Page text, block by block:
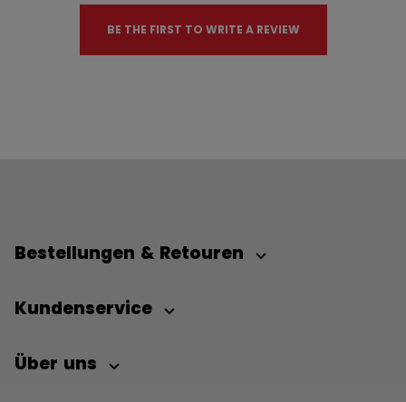
BE THE FIRST TO WRITE A REVIEW
Bestellungen & Retouren
Kundenservice
Über uns